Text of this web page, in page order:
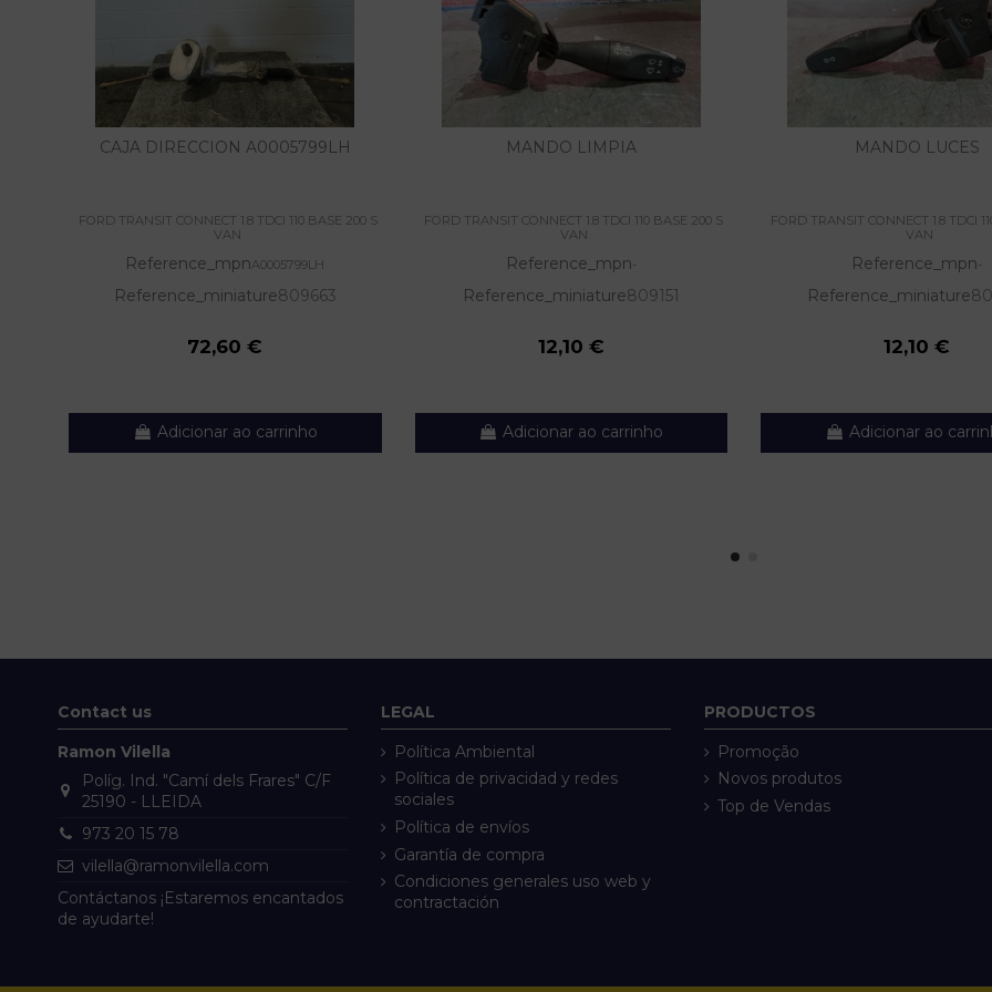
CAJA DIRECCION A0005799LH
FORD TRANSIT CONNECT 1.8 TDCI 110 BASE 200 S
VAN
Reference_mpnA0005799LH
Reference_miniature809663
72,60 €
Adicionar ao carrinho
MANDO LIMPIA
FORD TRANSIT CONNECT 1.8 TDCI 110 BASE 200 S
VAN
Reference_mpn-
Reference_miniature809151
12,10 €
Adicionar ao carrinho
MANDO LUCES
FORD TRANSIT CONNECT 1.8 TDCI
VAN
Reference_mpn-
Reference_miniature
12,10 €
Adicionar ao
Contact us
Ramon Vilella
Políg. Ind. "Camí dels Frares" C/F
25190 - LLEIDA
973 20 15 78
vilella@ramonvilella.com
Contáctanos ¡Estaremos encantados
de ayudarte!
LEGAL
Política Ambiental
Política de privacidad y redes
sociales
Política de envíos
Garantía de compra
Condiciones generales uso web y
contractación
PRODUCTOS
Promoção
Novos produtos
Top de Vendas